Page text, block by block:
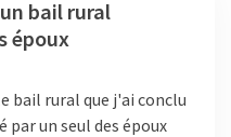
bail rural
époux
bail rural que j'ai conclu
par un seul des époux